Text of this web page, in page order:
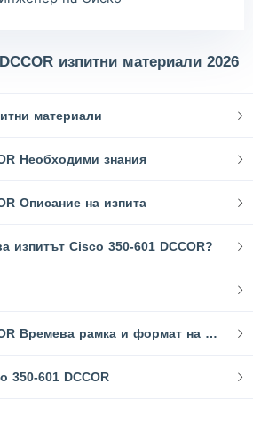
изпитни материали 2026
материали
Необходими знания
Описание на изпита
изпитът Cisco 350-601 DCCOR?
6.CCNP 350-601 DCCOR Времева рамка и формат на изпита
350-601 DCCOR